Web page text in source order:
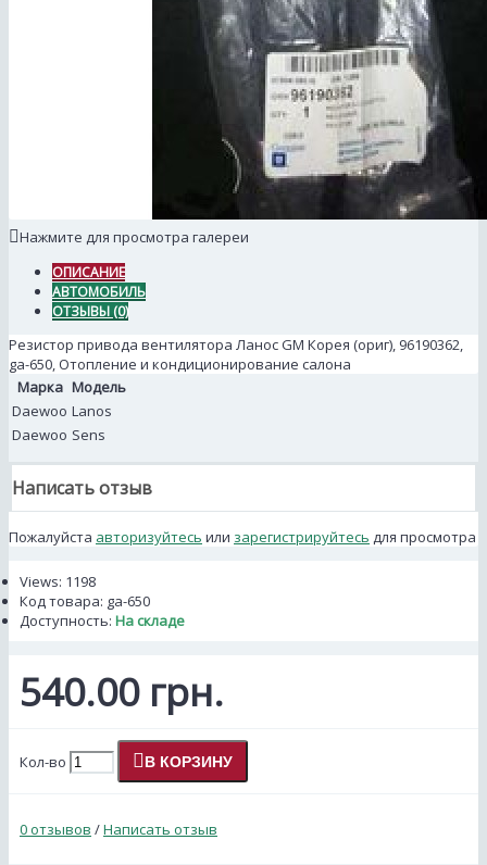
Нажмите для просмотра галереи
ОПИСАНИЕ
АВТОМОБИЛЬ
ОТЗЫВЫ (0)
Резистор привода вентилятора Ланос GM Корея (ориг), 96190362,
ga-650, Отопление и кондиционирование салона
Марка Модель
Daewoo Lanos
Daewoo Sens
Написать отзыв
Пожалуйста авторизуйтесь или зарегистрируйтесь для просмотра
Views: 1198
Код товара: ga-650
Доступность: На складе
540.00 грн.
Кол-во В КОРЗИНУ
0 отзывов /Написать отзыв